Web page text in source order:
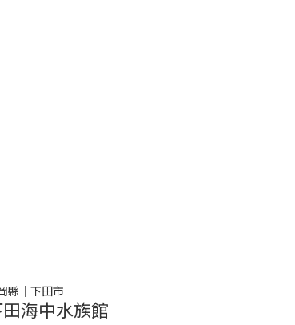
縣｜下田市
海中水族館